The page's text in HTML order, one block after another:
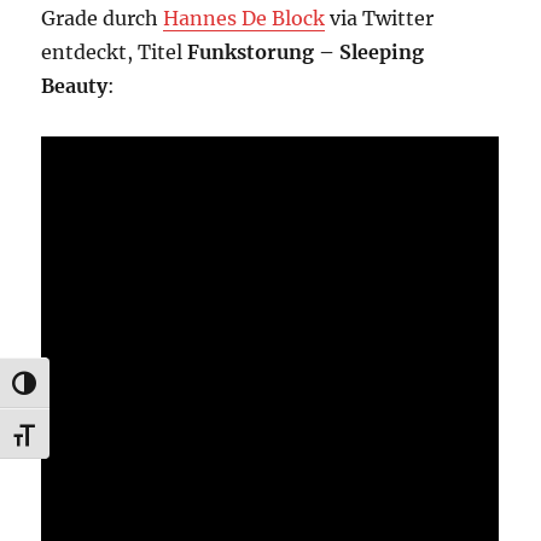
UMSCHALTEN AUF HOHE KONTRASTE
SCHRIFT VERGRÖSSERN
Grade durchHannes De Block via Twitter
entdeckt, TitelFunkstorung – Sleeping
Beauty: